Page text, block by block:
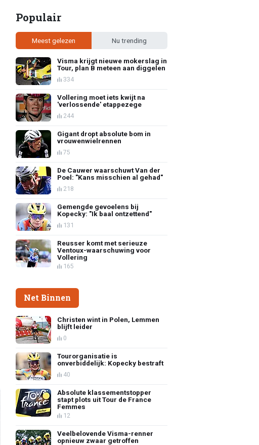
Populair
Meest gelezen Nu trending
Visma krijgt nieuwe mokerslag in
Tour, plan B meteen aan diggelen
334
Vollering moet iets kwijt na
'verlossende' etappezege
244
Gigant dropt absolute bom in
vrouwenwielrennen
75
De Cauwer waarschuwt Van der
Poel: "Kans misschien al gehad"
218
Gemengde gevoelens bij
Kopecky: "Ik baal ontzettend"
131
Reusser komt met serieuze
Ventoux-waarschuwing voor
Vollering
165
Net Binnen
Christen wint in Polen, Lemmen
blijft leider
0
Tourorganisatie is
onverbiddelijk: Kopecky bestraft
40
Absolute klassementstopper
stapt plots uit Tour de France
Femmes
12
Veelbelovende Visma-renner
opnieuw zwaar getroffen